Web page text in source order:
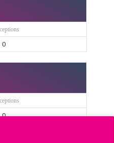
0
0